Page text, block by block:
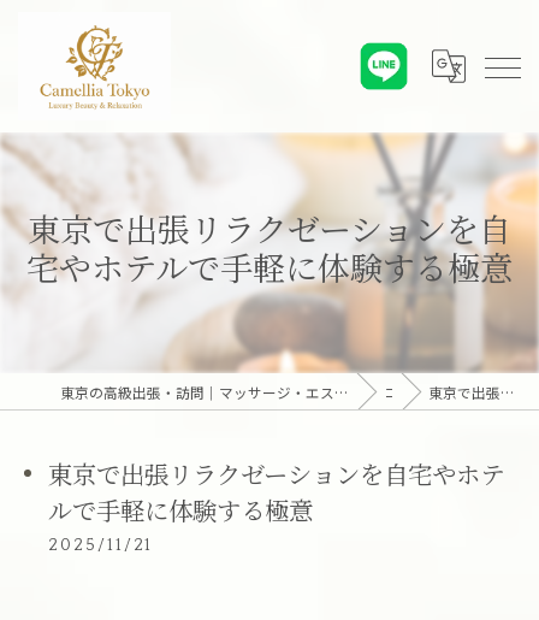
東京で出張リラクゼーションを自
宅やホテルで手軽に体験する極意
東京の高級出張・訪問｜マッサージ・エステ・オンライン心理カウンセリング｜六本木・麻布・赤坂・青山・白金・港区・東京23区｜アロマオイルとディープリンパで贅沢なひとときを「Camellia Tokyo（カメリア東京）」 コラム 東京で出張リラクゼーションを自宅やホテルで手軽に体験する極意
東京で出張リラクゼーションを自宅やホテ
ルで手軽に体験する極意
2025/11/21